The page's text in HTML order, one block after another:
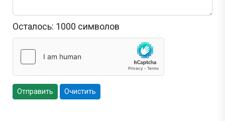
Осталось: 1000 символов
Отправить Очистить